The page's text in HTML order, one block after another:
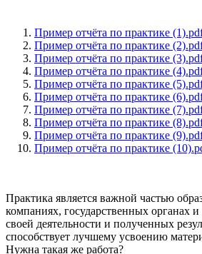
Пример отчёта по практике
Пример отчёта по практике
Пример отчёта по практике
Пример отчёта по практике
Пример отчёта по практике
Пример отчёта по практике
Пример отчёта по практике
Пример отчёта по практике
Пример отчёта по практике
Пример отчёта по практике
Практика является важной частью
компаниях, государственных органах
своей деятельности и полученных
способствует лучшему усвоению
Нужна такая же работа?